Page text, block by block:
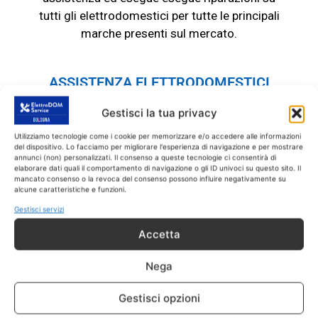
Gestisci la tua privacy
Utilizziamo tecnologie come i cookie per memorizzare e/o accedere alle informazioni
del dispositivo. Lo facciamo per migliorare l'esperienza di navigazione e per mostrare
annunci (non) personalizzati. Il consenso a queste tecnologie ci consentirà di
elaborare dati quali il comportamento di navigazione o gli ID univoci su questo sito. Il
mancato consenso o la revoca del consenso possono influire negativamente su
alcune caratteristiche e funzioni.
Gestisci servizi
Accetta
Nega
Gestisci opzioni
tutti gli elettrodomestici per tutte le principali
marche presenti sul mercato.
ASSISTENZA ELETTRODOMESTICI
SOLO RICAMBI CON GARANZIA DI 1
Eseguiamo ilservizio di Assistenza
Elettrodomestici a San Lazzaro SOLO su
elettrodomestici fuori garanzia.
interventi sono effettuati con ricambi coperti
INTERVENTO IN MENO DI